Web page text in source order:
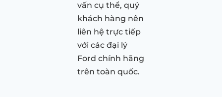
vấn cụ thể, quý
khách hàng nên
liên hệ trực tiếp
với các đại lý
Ford chính hãng
trên toàn quốc.